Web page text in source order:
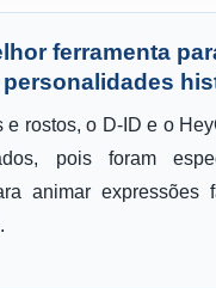
ferramenta
e rostos, o D-ID e o
pois foram
animar expressões